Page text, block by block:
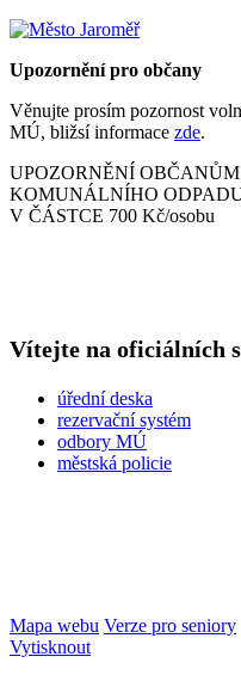
Upozornění pro občany
Věnujte prosím pozornost
MÚ, bližsí informace zde.
UPOZORNĚNÍ
KOMUNÁLNÍHO
V ČÁSTCE 700 Kč/osobu
Vítejte na oficiálních
úřední deska
rezervační systém
odbory MÚ
městská policie
Mapa webu Verze pro seniory
Vytisknout